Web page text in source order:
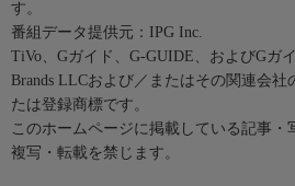
す。
番組データ提供元：IPG Inc.
TiVo、Gガイド、G-GUIDE、およびGガ
Brands LLCおよび／またはその関連会社
たは登録商標です。
このホームページに掲載している記事・
複写・転載を禁じます。